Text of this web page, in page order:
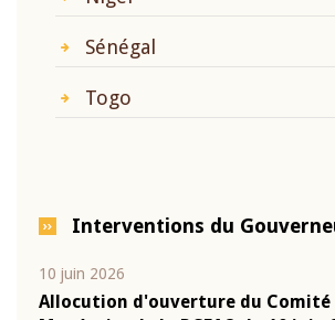
Sénégal
Togo
Interventions du
10 juin 2026
Allocution d'ouverture du Comité